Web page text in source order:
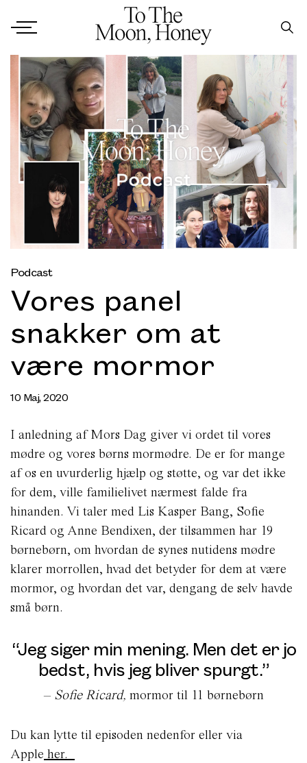
Podcast
Vores panel
snakker om at
være mormor
10 Maj, 2020
I anledning af Mors Dag giver vi ordet til vores
mødre og vores børns mormødre. De er for mange
af os en uvurderlig hjælp og støtte, og var det ikke
for dem, ville familielivet nærmest falde fra
hinanden. Vi taler med Lis Kasper Bang, Sofie
Ricard og Anne Bendixen, der tilsammen har 19
børnebørn, om hvordan de synes nutidens mødre
klarer morrollen, hvad det betyder for dem at være
mormor, og hvordan det var, dengang de selv havde
små børn.
“Jeg siger min mening. Men det er jo
bedst, hvis jeg bliver spurgt.”
– Sofie Ricard, mormor til 11 børnebørn
Du kan lytte til episoden nedenfor eller via
Apple her.